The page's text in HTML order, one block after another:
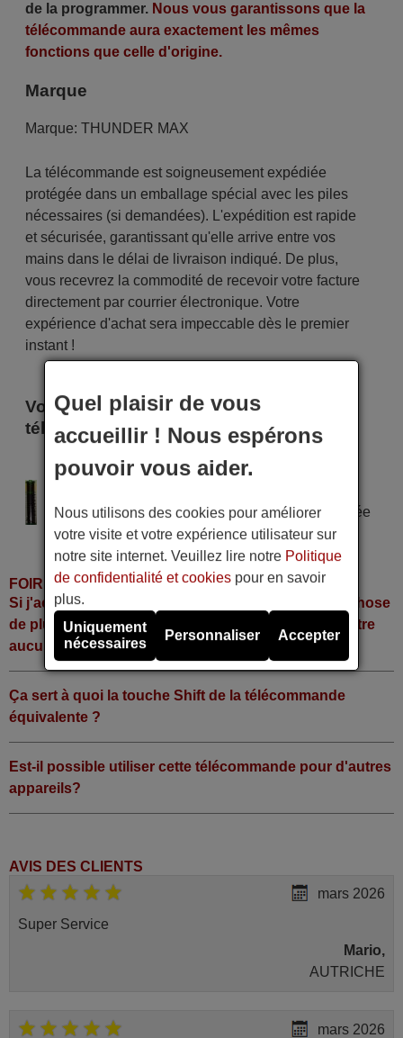
de la programmer. Nous vous garantissons que la
télécommande aura exactement les mêmes
fonctions que celle d'origine.
Marque
Marque: THUNDER MAX
La télécommande est soigneusement expédiée
protégée dans un emballage spécial avec les piles
nécessaires (si demandées). L'expédition est rapide
et sécurisée, garantissant qu'elle arrive entre vos
mains dans le délai de livraison indiqué. De plus,
vous recevrez la commodité de recevoir votre facture
directement par courrier électronique. Votre
expérience d'achat sera impeccable dès le premier
instant !
Voici certains modèles qui utilisent cette
télécommande
THUNDER MAX TR 200
Pile alcaline type AAA LR06 tension 1,5 V utilisée
dans la grande majorité de télécommandes.
FOIRE AUX QUESTIONS
Si j'achète la télécommande, dois-je faire quelque chose
de plus ou fonctionne-t-elle directement sans y mettre
aucun code?
Ça sert à quoi la touche Shift de la télécommande
équivalente ?
Est-il possible utiliser cette télécommande pour d'autres
appareils?
AVIS DES CLIENTS
mars 2026
Super Service
Mario,
AUTRICHE
mars 2026
Quel plaisir de vous
accueillir ! Nous espérons
pouvoir vous aider.
Nous utilisons des cookies pour améliorer
votre visite et votre expérience utilisateur sur
notre site internet. Veuillez lire notre Politique
de confidentialité et cookies pour en savoir
plus.
Uniquement
nécessaires
Personnaliser Accepter